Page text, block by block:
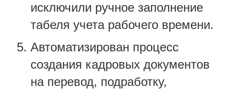
исключили ручное заполнение
табеля учета рабочего времени.
Автоматизирован процесс
создания кадровых документов
на перевод, подработку,